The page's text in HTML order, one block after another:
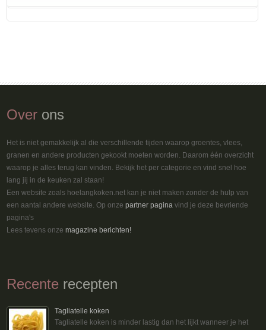
Over ons
Het is niet gemakkelijk al die verschillende tijden waarop groentes, vlees,
granen en andere producten gekookt moeten worden. Daarom één overzicht
waarop je alles terug kan vinden. Bekijk het per categorie en vind snel hoe
lang jij in de keuken zal staan!
Een website zoals hoelangkoken.net kan je niet maken zonder de hulp van
een aantal andere website. Op onzepartner pagina vind je deze bevriende
pagina's
Lees tevens onzemagazine berichten!
Recente recepten
Tagliatelle koken
Tagliatelle koken is minder lastig dan het lijkt wanneer je het